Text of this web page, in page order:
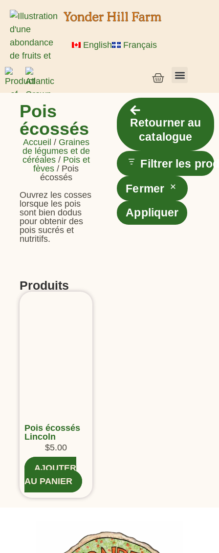
English Français
Pois
écossés
Accueil / Graines
de légumes et de
céréales/ Pois et
fèves / Pois
écossés
Ouvrez les cosses
lorsque les pois
sont bien dodus
pour obtenir des
pois sucrés et
nutritifs.
Produits
Pois écossés
Lincoln
$5.00
AJOUTER
AU PANIER
Retourner au
catalogue
Filtrer les
Fermer
Appliquer